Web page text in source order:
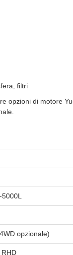
filtri
opzioni di motore
opzionale)
RHD